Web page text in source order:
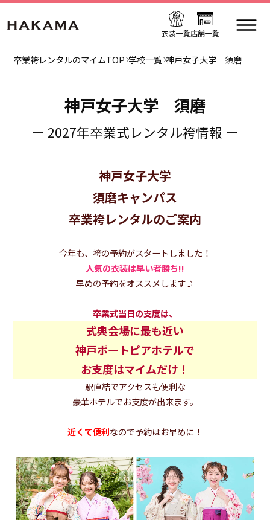
衣装一覧店舗一覧
卒業袴レンタルのマイムTOP 学校一覧 神戸女子大学 須磨
神戸女子大学 須磨
ー 2027年卒業式レンタル袴情報 ー
神戸女子大学
須磨キャンパス
卒業袴レンタルのご案内
今年も、袴の予約がスタートしました！
人気の衣装は早い者勝ち!!
早めの予約をオススメします♪
卒業式当日の支度は、
式典会場に最も近い
神戸ポートピアホテルで
お支度はマイムだけ！
駅直結でアクセスも便利な
豪華ホテルでお支度が出来ます。
近くて便利なので予約はお早めに！